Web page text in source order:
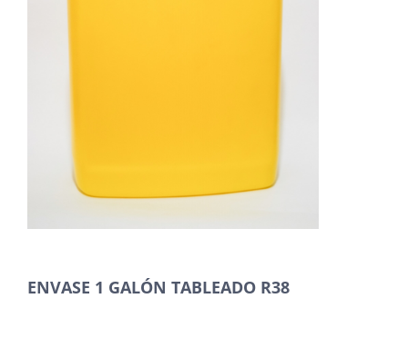
ENVASE 1 GALÓN TABLEADO R38